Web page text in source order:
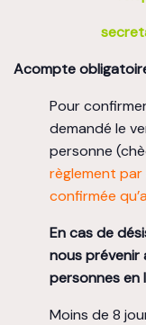
Acompte
Pour
demandé le
personne
règlement par
confirmée
En cas de
nous prévenir
personnes en
Moins de 8